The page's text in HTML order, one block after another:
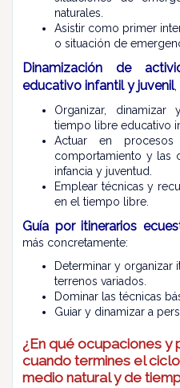
naturales.
Asistir como primer
o situación de
Dinamización de
educativo infantil y juvenil,
Organizar,
tiempo libre educativo
Actuar en procesos
comportamiento y las
infancia y juventud.
Emplear técnicas y
en el tiempo libre.
Guía por itinerarios
más concretamente:
Determinar y organizar
terrenos variados.
Dominar las técnicas
Guiar y dinamizar a
¿En qué ocupaciones
cuando termines el
medio natural y de